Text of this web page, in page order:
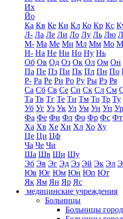
Их
Йо
Ка Кв Ке Ки Кл Ко Кр Кс
Л- Ла Ле Ли Ло Лу Ль Лю
М- Ма Ме Ми Мл Мм Мо
Н- На Не Ни Но Ну Нь
Об Ов Од Оз Ок Ол Ом Он
Па Пе Пз Пи Пк Пл Пн По
Р- Ра Ре Ри Ро Ру Ры Рэ Ря
Са Сб Св Се Си Ск Сл См
Та Тв Тг Те Ти Тм То Тр Ту
Уб Уг Уз Ук Ул Ум Ун Уп Ур
Фа Фе Фи Фл Фо Фр Фс Фт
Ха Хв Хе Хи Хл Хо Ху
Це Ци Цф
Ча Че Чи
Ша Шв Ши Шу
Эб Эв Эг Эд Эз Эй Эк Эл
Юв Юг Юм Юн Юп Ют
Як Ям Ян Яр Яс
медицинские учреждения
Больницы
Больницы